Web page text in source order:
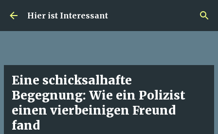
Direkt zum Hauptbereich
Hier ist Interessant
Eine schicksalhafte
Begegnung: Wie ein Polizist
einen vierbeinigen Freund
fand